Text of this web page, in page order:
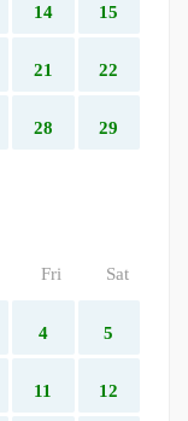
14 15
21 22
28 29
Fri Sat
4 5
11 12